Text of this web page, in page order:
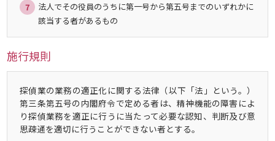
法人でその役員のうちに第一号から第五号までのいずれかに
該当する者があるもの
施行規則
探偵業の業務の適正化に関する法律（以下「法」という。）
第三条第五号の内閣府令で定める者は、精神機能の障害によ
り探偵業務を適正に行うに当たって必要な認知、判断及び意
思疎通を適切に行うことができない者とする。